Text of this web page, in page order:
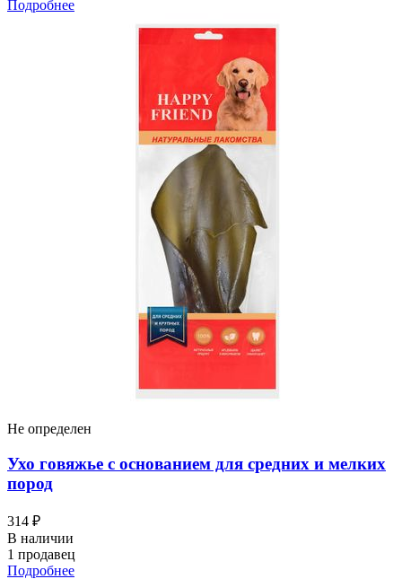
Подробнее
Не определен
Ухо говяжье с основанием для средних и мелких
пород
314 ₽
В наличии
1 продавец
Подробнее